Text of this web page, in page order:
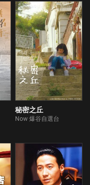
秘密之丘
Now 爆谷自選台